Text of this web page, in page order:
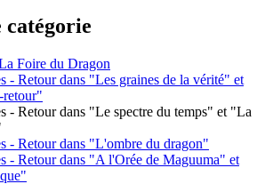
catégorie
Foire du Dragon
- Retour dans "Les graines de la vérité" et
retour"
- Retour dans "Le spectre du temps" et "La
- Retour dans "L'ombre du dragon"
- Retour dans "A l'Orée de Maguuma" et